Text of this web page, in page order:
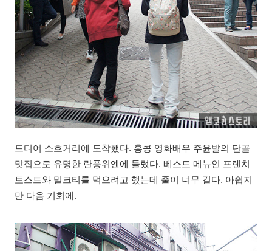
드디어 소호거리에 도착했다. 홍콩 영화배우 주윤발의 단골
맛집으로 유명한 란퐁위엔에 들렀다. 베스트 메뉴인 프렌치
토스트와 밀크티를 먹으려고 했는데 줄이 너무 길다. 아쉽지
만 다음 기회에.